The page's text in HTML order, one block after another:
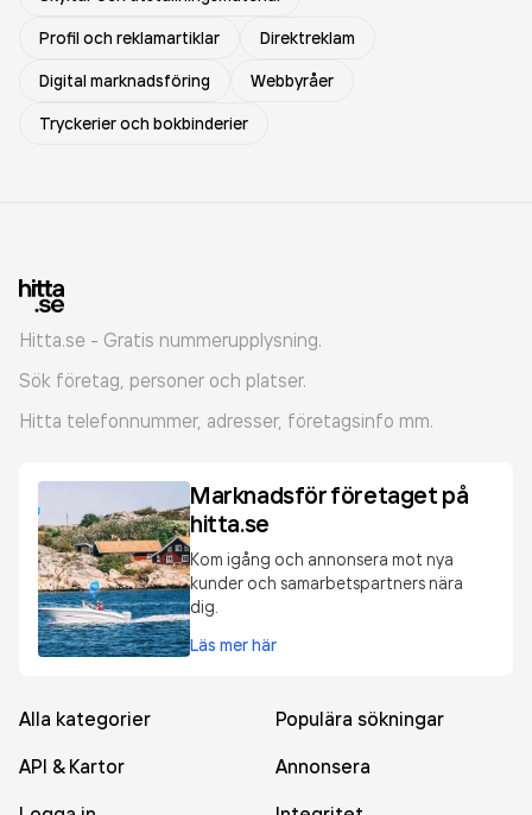
Profil och reklamartiklar
Direktreklam
Digital marknadsföring
Webbyråer
Tryckerier och bokbinderier
Hitta.se - Gratis nummerupplysning.
Sök företag, personer och platser.
Hitta telefonnummer, adresser, företagsinfo mm.
Marknadsför företaget på
hitta.se
Kom igång och annonsera mot nya
kunder och samarbetspartners nära
dig.
Läs mer här
Alla kategorier
Populära sökningar
API & Kartor
Annonsera